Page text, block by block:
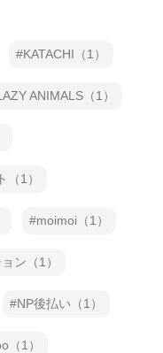
KATACHI（1）
ANIMALS（1）
（1）
moimoi（1）
ン（1）
NP後払い（1）
（1）